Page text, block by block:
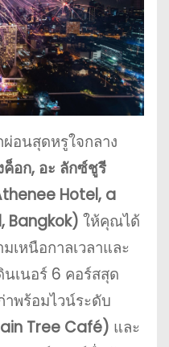
อนสุดหรูใจกลาง
อก, อะ ลักซ์ชูรี
Hotel, a
Bangkok) ให้คุณได้
เหนือกาลเวลาและ
นเนอร์ 6 คอร์สสุด
าพร้อมไวน์ระดับ
Tree Café) และ